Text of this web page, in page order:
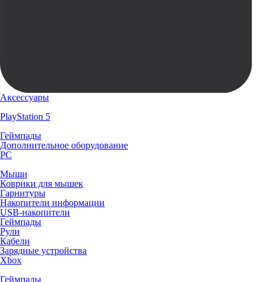
Аксессуары
PlayStation 5
Геймпады
Дополнительное оборудование
PC
Мыши
Коврики для мышек
Гарнитуры
Накопители информации
USB-накопители
Геймпады
Рули
Кабели
Зарядные устройства
Xbox
Геймпады